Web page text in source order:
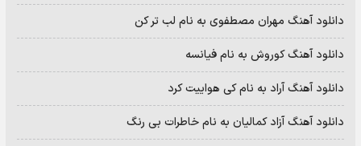
دانلود آهنگ مهران مصطفوی به نام لب تر کن
دانلود آهنگ کوروش به نام فیانسه
دانلود آهنگ آراد به نام کی هواییت کرد
دانلود آهنگ آزاد کمالیان به نام خاطرات بی رنگ